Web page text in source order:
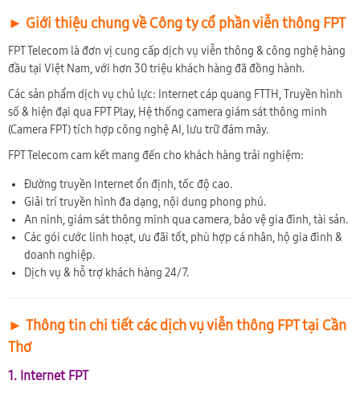
► Giới thiệu chung về Công ty cổ phần viễn thông FPT
FPT Telecom là đơn vị cung cấp dịch vụ viễn thông & công nghệ hàng
đầu tại Việt Nam, với hơn 30 triệu khách hàng đã đồng hành.
Các sản phẩm dịch vụ chủ lực: Internet cáp quang FTTH, Truyền hình
số & hiện đại qua FPT Play, Hệ thống camera giám sát thông minh
(Camera FPT) tích hợp công nghệ AI, lưu trữ đám mây.
FPT Telecom cam kết mang đến cho khách hàng trải nghiệm:
Đường truyền Internet ổn định, tốc độ cao.
Giải trí truyền hình đa dạng, nội dung phong phú.
An ninh, giám sát thông minh qua camera, bảo vệ gia đình, tài sản.
Các gói cước linh hoạt, ưu đãi tốt, phù hợp cá nhân, hộ gia đình &
doanh nghiệp.
Dịch vụ & hỗ trợ khách hàng 24/7.
► Thông tin chi tiết các dịch vụ viễn thông FPT tại Cần
Thơ
1. Internet FPT